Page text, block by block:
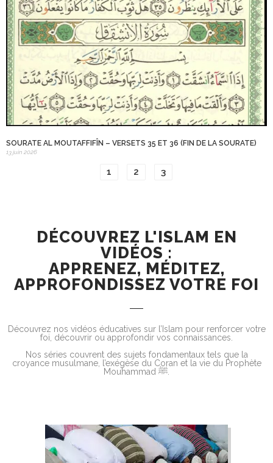
SOURATE AL MOUTAFFIFÎN – VERSETS 35 ET 36 (FIN DE LA SOURATE)
13 juin 2026
1 2 3
DÉCOUVREZ L'ISLAM EN
VIDÉOS :
APPRENEZ, MÉDITEZ,
APPROFONDISSEZ VOTRE FOI
Découvrez nos vidéos éducatives sur l’Islam pour renforcer votre
foi, découvrir ou approfondir vos connaissances.
Nos séries couvrent des sujets fondamentaux tels que la
croyance musulmane, l’exégèse du Coran et la vie du Prophète
Mouhammad ﷺ.